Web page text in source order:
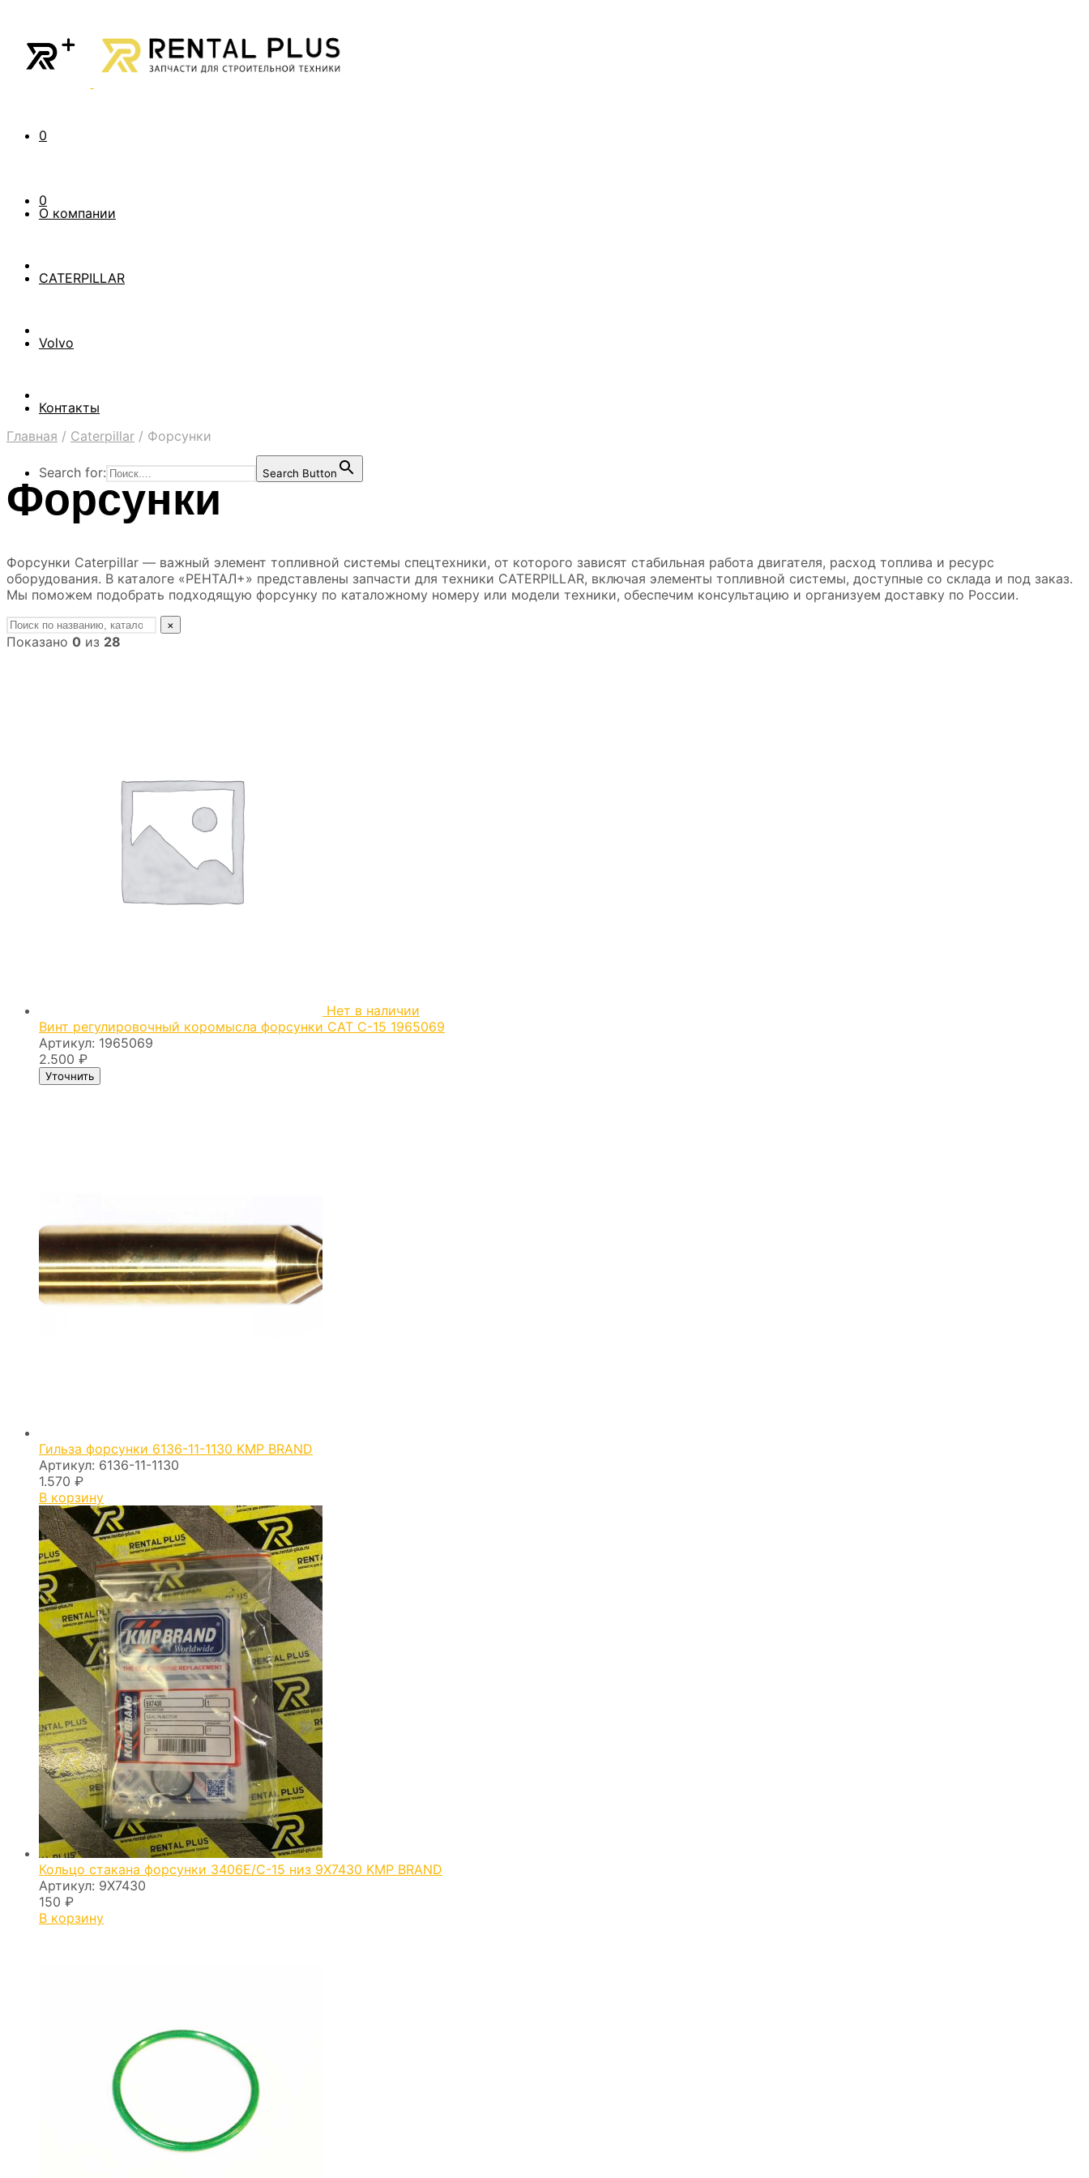
0
0
О компании
CATERPILLAR
Volvo
Контакты
Search for: Search Button
Главная / Caterpillar / Форсунки
Форсунки
Форсунки Caterpillar — важный элемент топливной системы спецтехники, от которого зависят стабильная работа двигателя, расход топлива и ресурс
оборудования. В каталоге «РЕНТАЛ+» представлены запчасти для техники CATERPILLAR, включая элементы топливной системы, доступные со склада и под заказ.
Мы поможем подобрать подходящую форсунку по каталожному номеру или модели техники, обеспечим консультацию и организуем доставку по России.
×
Показано 0 из 28
Нет в наличии
Винт регулировочный коромысла форсунки CAT C-15 1965069
Артикул: 1965069
2.500 ₽
Уточнить
Гильза форсунки 6136-11-1130 KMP BRAND
Артикул: 6136-11-1130
1.570 ₽
В корзину
Кольцо стакана форсунки 3406E/C-15 низ 9X7430 KMP BRAND
Артикул: 9X7430
150 ₽
В корзину